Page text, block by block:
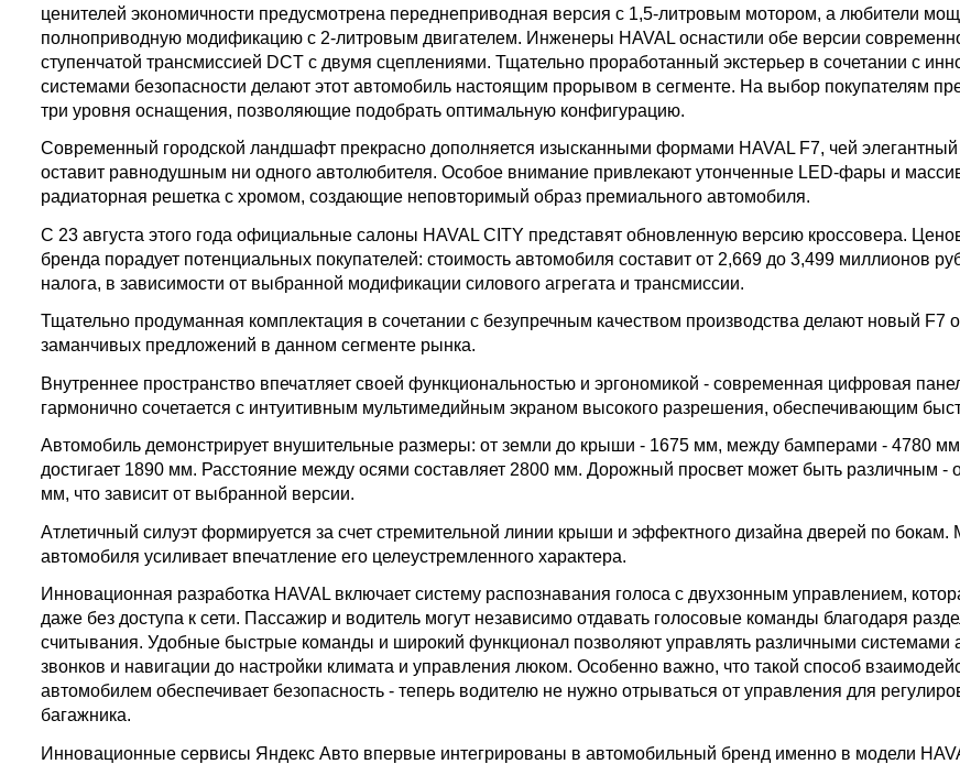
ценителей экономичности предусмотрена переднеприводная версия с 1,5-литровым мотором, а любители
полноприводную модификацию с 2-литровым двигателем. Инженеры HAVAL оснастили обе версии
ступенчатой трансмиссией DCT с двумя сцеплениями. Тщательно проработанный экстерьер в сочетании с
системами безопасности делают этот автомобиль настоящим прорывом в сегменте. На выбор покупателям
три уровня оснащения, позволяющие подобрать оптимальную конфигурацию.
Современный городской ландшафт прекрасно дополняется изысканными формами HAVAL F7, чей элегантный
оставит равнодушным ни одного автолюбителя. Особое внимание привлекают утонченные LED-фары и
радиаторная решетка с хромом, создающие неповторимый образ премиального автомобиля.
С 23 августа этого года официальные салоны HAVAL CITY представят обновленную версию кроссовера.
бренда порадует потенциальных покупателей: стоимость автомобиля составит от 2,669 до 3,499 миллионов
налога, в зависимости от выбранной модификации силового агрегата и трансмиссии.
Тщательно продуманная комплектация в сочетании с безупречным качеством производства делают новый F7
заманчивых предложений в данном сегменте рынка.
Внутреннее пространство впечатляет своей функциональностью и эргономикой - современная цифровая
гармонично сочетается с интуитивным мультимедийным экраном высокого разрешения, обеспечивающим
Автомобиль демонстрирует внушительные размеры: от земли до крыши - 1675 мм, между бамперами - 4780
достигает 1890 мм. Расстояние между осями составляет 2800 мм. Дорожный просвет может быть различным -
мм, что зависит от выбранной версии.
Атлетичный силуэт формируется за счет стремительной линии крыши и эффектного дизайна дверей по
автомобиля усиливает впечатление его целеустремленного характера.
Инновационная разработка HAVAL включает систему распознавания голоса с двухзонным управлением,
даже без доступа к сети. Пассажир и водитель могут независимо отдавать голосовые команды благодаря
считывания. Удобные быстрые команды и широкий функционал позволяют управлять различными системами
звонков и навигации до настройки климата и управления люком. Особенно важно, что такой способ
автомобилем обеспечивает безопасность - теперь водителю не нужно отрываться от управления для
багажника.
Инновационные сервисы Яндекс Авто впервые интегрированы в автомобильный бренд именно в модели